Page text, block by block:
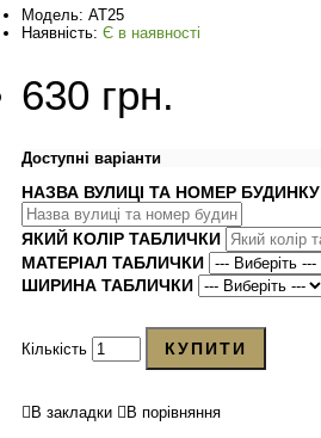
Модель: AT25
Наявність: Є в наявності
630 грн.
Доступні варіанти
НАЗВА ВУЛИЦІ ТА НОМЕР БУДИНКУ
ЯКИЙ КОЛІР ТАБЛИЧКИ
МАТЕРІАЛ ТАБЛИЧКИ
ШИРИНА ТАБЛИЧКИ
Кількість КУПИТИ
В закладки В порівняння